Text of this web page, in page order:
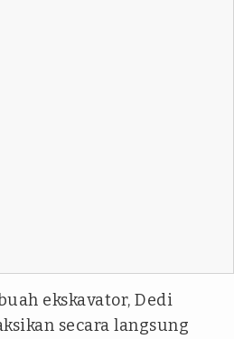
ekskavator, Dedi
secara langsung